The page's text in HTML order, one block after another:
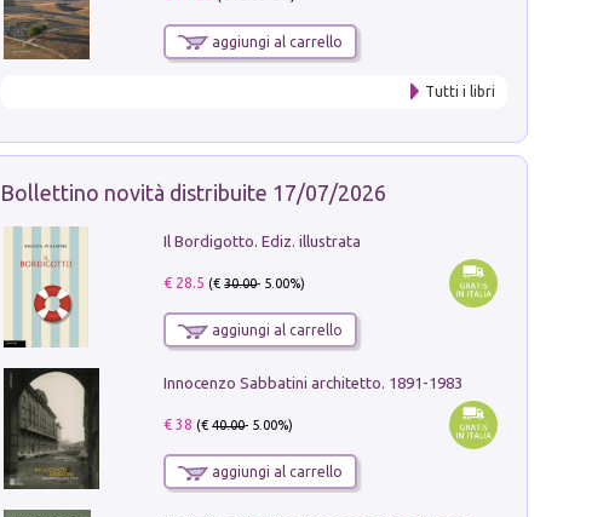
aggiungi al carrello
Tutti i libri
Bollettino novità distribuite 17/07/2026
Il Bordigotto. Ediz. illustrata
€ 28.5 (€30.00- 5.00%)
aggiungi al carrello
Innocenzo Sabbatini architetto. 1891-1983
€ 38 (€40.00- 5.00%)
aggiungi al carrello